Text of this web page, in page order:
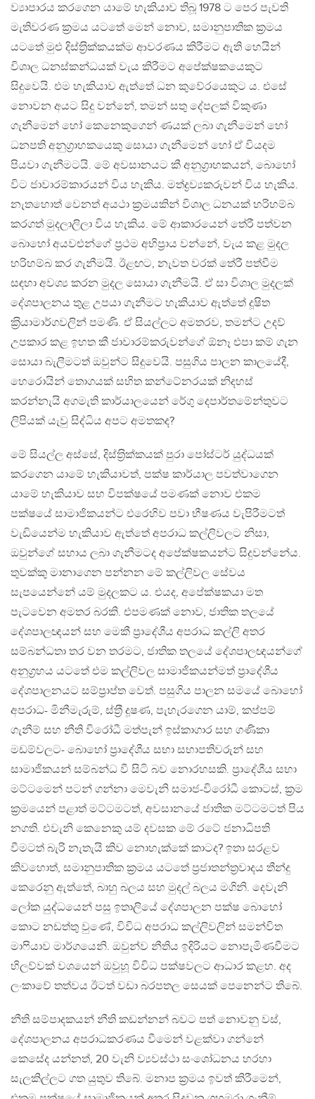
ව්‍යාපාරය කරගෙන යාමේ හැකියාව තිබූ 1978 ට පෙර පැවති
මැතිවරණ ක‍්‍රමය යටතේ මෙන් නොව, සමානුපාතික ක‍්‍රමය
යටතේ මුළු දිස්ත‍්‍රික්කයක්ම ආවරණය කිරීමට ඇති හෙයින්
විශාල ධනස්කන්ධයක් වැය කිරීමට අපේක්ෂකයෙකුට
සිදුවෙයි. එම හැකියාව ඇත්තේ ධන කුවේරයෙකුට ය. එසේ
නොවන අයට සිදු වන්නේ, තමන් සතු දේපලක් විකුණා
ගැනීමෙන් හෝ කෙනෙකුගෙන් ණයක් ලබා ගැනීමෙන් හෝ
ධනපති අනුග‍්‍රාහකයෙකු සොයා ගැනීමෙන් හෝ ඒ වියදම
පියවා ගැනීමටයි. මේ අවසානයට කී අනුග‍්‍රාහකයන්, බොහෝ
විට ජාවාරම්කාරයන් විය හැකිය. මත්ද්‍රව්‍යකරුවන් විය හැකිය.
නැතහොත් වෙනත් අයථා ක‍්‍රමයකින් විශාල ධනයක් හරිහම්බ
කරගත් මුදලාලිලා විය හැකිය. මේ ආකාරයෙන් තේරී පත්වන
බොහෝ අයවළුන්ගේ ප‍්‍රථම අභිප‍්‍රාය වන්නේ, වැය කළ මුදල
හරිහම්බ කර ගැනීමයි. ඊළඟට, නැවත වරක් තේරී පත්වීම
සඳහා අවශ්‍ය කරන මුදල සොයා ගැනීමයි. ඒ සා විශාල මුදලක්
දේශපාලනය තුළ උපයා ගැනීමට හැකියාව ඇත්තේ දූෂිත
ක‍්‍රියාමාර්ගවලින් පමණි. ඒ සියල්ලට අමතරව, තමන්ට උදව්
උපකාර කළ ඉහත කී ජාවාරම්කරුවන්ගේ ඕනෑ එපා කම් ගැන
සොයා බැලීමටත් ඔවුන්ට සිදුවෙයි. පසුගිය පාලන කාලයේදී,
හෙරොයින් තොගයක් සහිත කන්ටේනරයක් නිදහස්
කරන්නැයි අගමැති කාර්යාලයෙන් රේගු දෙපාර්තමේන්තුවට
ලිපියක් යැවු සිද්ධිය අපට අමතකද?
මේ සියල්ල අස්සේ, දිස්ත‍්‍රික්කයක් පුරා පෝස්ටර් යුද්ධයක්
කරගෙන යාමේ හැකියාවත්, පක්ෂ කාර්යාල පවත්වාගෙන
යාමේ හැකියාව සහ විපක්ෂයේ පමණක් නොව එකම
පක්ෂයේ සාමාජිකයන්ට එරෙහිව පවා භීෂණය වැපිරීමටත්
වැඩියෙන්ම හැකියාව ඇත්තේ අපරාධ කල්ලිවලට නිසා,
ඔවුන්ගේ සහාය ලබා ගැනීමටද අපේක්ෂකයන්ට සිදුවන්නේය.
තුවක්කු මානාගෙන පන්නන මේ කල්ලිවල සේවය
සැපයෙන්නේ යම් මුදලකට ය. එයද, අපේක්ෂකයා මත
පැටවෙන අමතර බරකි. එපමණක් නොව, ජාතික තලයේ
දේශපාලඥයන් සහ මෙකී ප‍්‍රාදේශීය අපරාධ කල්ලි අතර
සම්බන්ධතා තර වන තරමට, ජාතික තලයේ දේශපාලඥයන්ගේ
අනුග‍්‍රහය යටතේ එම කල්ලිවල සාමාජිකයන්මත් ප‍්‍රාදේශීය
දේශපාලනයට සම්ප‍්‍රාප්ත වෙත්. පසුගිය පාලන සමයේ බොහෝ
අපරාධ- මිනීමැරුම්, ස්ත‍්‍රී දූෂණ, පැහැරගෙන යාම්, කප්පම්
ගැනීම් සහ නීති විරෝධී මත්පැන් ඉස්කාගාර සහ ගණිකා
මඩම්වලට- බොහෝ ප‍්‍රාදේශීය සභා සභාපතිවරුන් සහ
සාමාජිකයන් සම්බන්ධ වී සිටි බව නොරහසකි. ප‍්‍රාදේශීය සභා
මට්ටමෙන් පටන් ගන්නා මෙවැනි සමාජ-විරෝධී කොටස්, ක‍්‍රම
ක‍්‍රමයෙන් පළාත් මට්ටමටත්, අවසානයේ ජාතික මට්ටමටත් පිය
නගති. එවැනි කෙනෙකු යම් දවසක මේ රටේ ජනාධිපති
වීමටත් බැරි නැතැයි කිව නොහැක්කේ කාටද? ඉතා සරළව
කිවහොත්, සමානුපාතික ක‍්‍රමය යටතේ ප‍්‍රජාතන්ත‍්‍රවාදය තීන්දු
කෙරෙනු ඇත්තේ, බාහු බලය සහ මුදල් බලය මගිනි. දෙවැනි
ලෝක යුද්ධයෙන් පසු ඉතාලියේ දේශපාලන පක්ෂ බොහෝ
කොට නඩත්තු වුණේ, විවිධ අපරාධ කල්ලිවලින් සමන්විත
මාෆියාව මාර්ගයෙනි. ඔවුන්ව නීතිය ඉදිරියට නොපැමිණවීමට
හිලව්වක් වශයෙන් ඔවුහූ විවිධ පක්ෂවලට ආධාර කළහ. අද
ලංකාවේ තත්වය ඊටත් වඩා බරපතල සෙයක් පෙනෙන්ට තිබේ.
නීති සම්පාදකයන් නීති කඩන්නන් බවට පත් නොවනු වස්,
දේශපාලනය අපරාධකරණය වීමෙන් වළක්වා ගන්නේ
කෙසේද යන්නත්, 20 වැනි ව්‍යවස්ථා සංශෝධනය හරහා
සැලකිල්ලට ගත යුතුව තිබේ. මනාප ක‍්‍රමය ඉවත් කිරීමෙන්,